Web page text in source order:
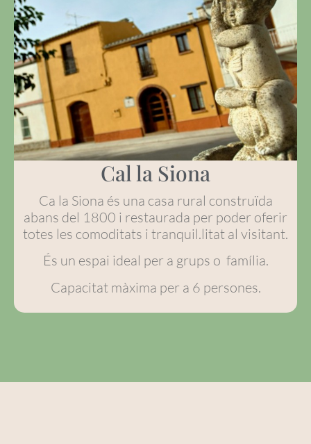
Cal la Siona
Ca la Siona és una casa rural construïda
abans del 1800 i restaurada per poder oferir
totes les comoditats i tranquil.litat al visitant.
És un espai ideal per a grups o família.
Capacitat màxima per a 6 persones.